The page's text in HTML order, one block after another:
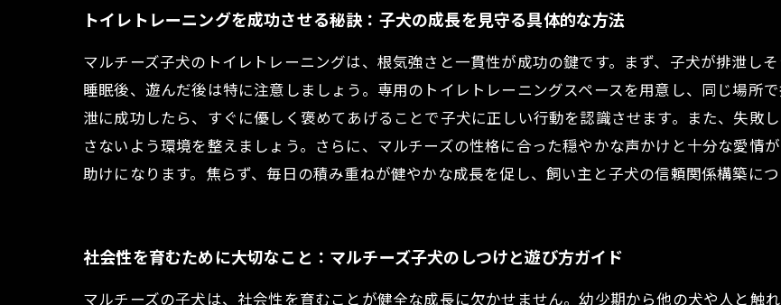
トイレトレーニングを成功させる秘訣：子犬の成長を見守る具体的な方法
マルチーズ子犬のトイレトレーニングは、根気強さと一貫性が成功の鍵です。まず、子犬が排泄し
睡眠後、遊んだ後は特に注意しましょう。専用のトイレトレーニングスペースを用意し、同じ場所
泄に成功したら、すぐに優しく褒めてあげることで子犬に正しい行動を認識させます。また、失敗
さないよう環境を整えましょう。さらに、マルチーズの性格に合った穏やかな声かけと十分な愛情
助けになります。焦らず、毎日の積み重ねが健やかな成長を促し、飼い主と子犬の信頼関係構築につ
社会性を育むために大切なこと：マルチーズ子犬のしつけと遊び方ガイド
マルチーズの子犬は、社会性を育むことが健全な成長に欠かせません。幼少期から他の犬や人と触